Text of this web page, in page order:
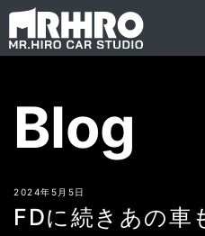
Blog
2024年5月5日
FDに続きあの車